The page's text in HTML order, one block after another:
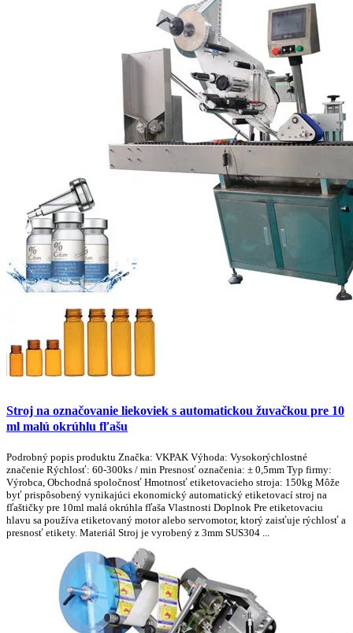
Stroj na označovanie liekoviek s automatickou žuvačkou pre 10
ml malú okrúhlu fľašu
Podrobný popis produktu Značka: VKPAK Výhoda: Vysokorýchlostné
značenie Rýchlosť: 60-300ks / min Presnosť označenia: ± 0,5mm Typ firmy:
Výrobca, Obchodná spoločnosť Hmotnosť etiketovacieho stroja: 150kg Môže
byť prispôsobený vynikajúci ekonomický automatický etiketovací stroj na
fľaštičky pre 10ml malá okrúhla fľaša Vlastnosti Doplnok Pre etiketovaciu
hlavu sa používa etiketovaný motor alebo servomotor, ktorý zaisťuje rýchlosť a
presnosť etikety. Materiál Stroj je vyrobený z 3mm SUS304 ...